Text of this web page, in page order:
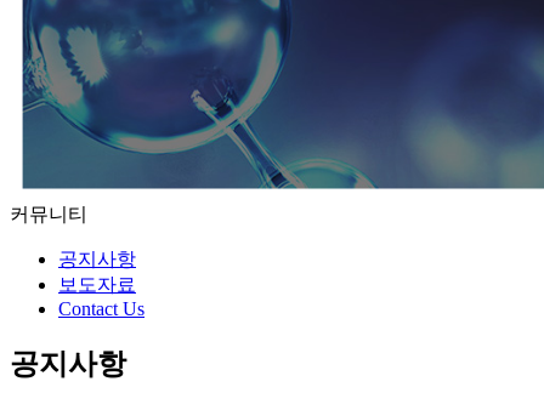
커뮤니티
공지사항
보도자료
Contact Us
공지사항